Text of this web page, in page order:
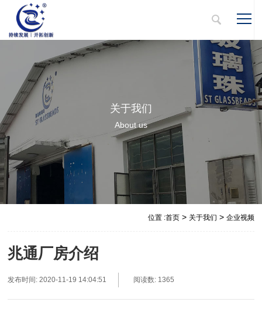
关于我们
About us
位置 :首页> 关于我们 > 企业视频
兆通厂房介绍
发布时间: 2020-11-19 14:04:51 阅读数: 1365